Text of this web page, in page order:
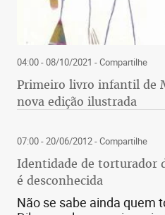
04:00 - 08/10/2021 - Compartilhe
Primeiro livro infantil de
nova edição ilustrada
07:00 - 20/06/2012- Compartilhe
Identidade de torturador
é desconhecida
Não se sabe ainda quem